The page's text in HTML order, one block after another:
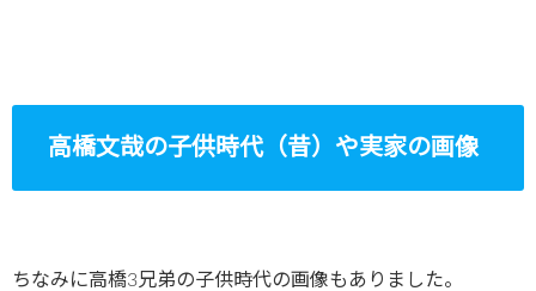
高橋文哉の子供時代（昔）や実家の画像
ちなみに高橋3兄弟の子供時代の画像もありました。